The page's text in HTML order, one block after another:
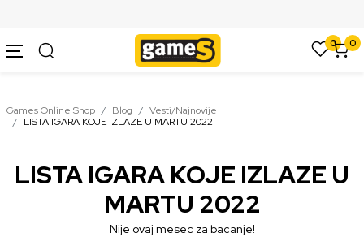
0 0
Games Online Shop Blog
Vesti/Najnovije
LISTA IGARA KOJE IZLAZE U MARTU 2022
LISTA IGARA KOJE IZLAZE U
MARTU 2022
Nije ovaj mesec za bacanje!